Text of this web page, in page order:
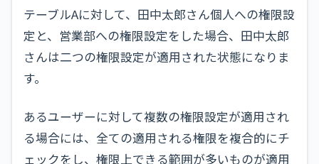
テーブルAに対して、田中太郎さん個人への権限設
定と、営業部への権限設定をした場合、田中太郎
さんは二つの権限設定が適用された状態になりま
す。
あるユーザーに対して複数の権限設定が適用され
る場合には、全ての適用される権限を複合的にチ
ェックをし、権限上できる範囲が多いものが適用